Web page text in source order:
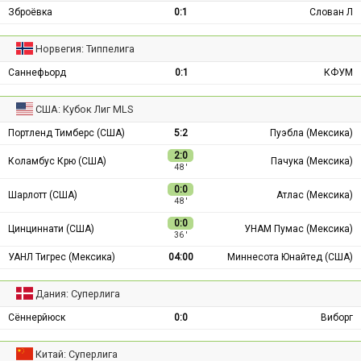
Зброёвка 0:1 Слован Л
Норвегия: Типпелига
Саннефьорд 0:1 КФУМ
США: Кубок Лиг MLS
Портленд Тимберс (США) 5:2 Пуэбла (Мексика)
Коламбус Крю (США) 2:0
48 ′
Пачука (Мексика)
Шарлотт (США) 0:0
48 ′
Атлас (Мексика)
Цинциннати (США) 0:0
36 ′
УНАМ Пумас (Мексика)
УАНЛ Тигрес (Мексика) 04:00 Миннесота Юнайтед (США)
Дания: Суперлига
Сённерйюск 0:0 Виборг
Китай: Суперлига